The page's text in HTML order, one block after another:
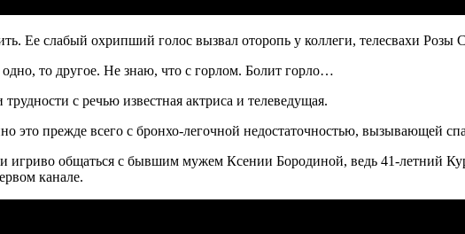
Ее слабый охрипший голос вызвал оторопь у коллеги, телесвахи
одно, то другое. Не знаю, что с горлом. Болит горло…
с речью известная актриса и телеведущая.
это прежде всего с бронхо-легочной недостаточностью, вызывающей
игриво общаться с бывшим мужем Ксении Бородиной, ведь 41-летний
канале.